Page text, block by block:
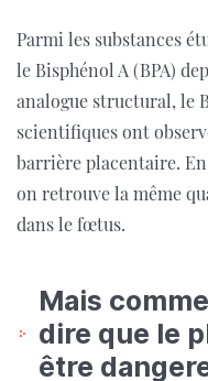
Parmi les substances
le Bisphénol A (BPA)
analogue structural, le
scientifiques ont
barrière placentaire.
on retrouve la même
dans le fœtus.
Mais
dire que le
être